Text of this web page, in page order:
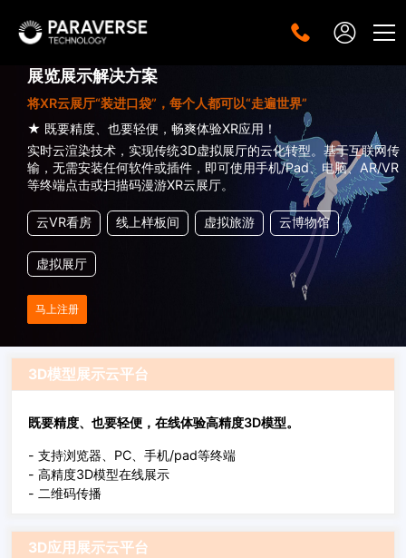
展览展示解决方案
将XR云展厅“装进口袋”，每个人都可以“走遍世界”
★ 既要精度、也要轻便，畅爽体验XR应用！
实时云渲染技术，实现传统3D虚拟展厅的云化转型。基于互联网传
输，无需安装任何软件或插件，即可使用手机/Pad、电脑、AR/VR
等终端点击或扫描码漫游XR云展厅。
云VR看房 线上样板间 虚拟旅游 云博物馆
虚拟展厅
马上注册
3D模型展示云平台
既要精度、也要轻便，在线体验高精度3D模型。
- 支持浏览器、PC、手机/pad等终端
- 高精度3D模型在线展示
- 二维码传播
3D应用展示云平台